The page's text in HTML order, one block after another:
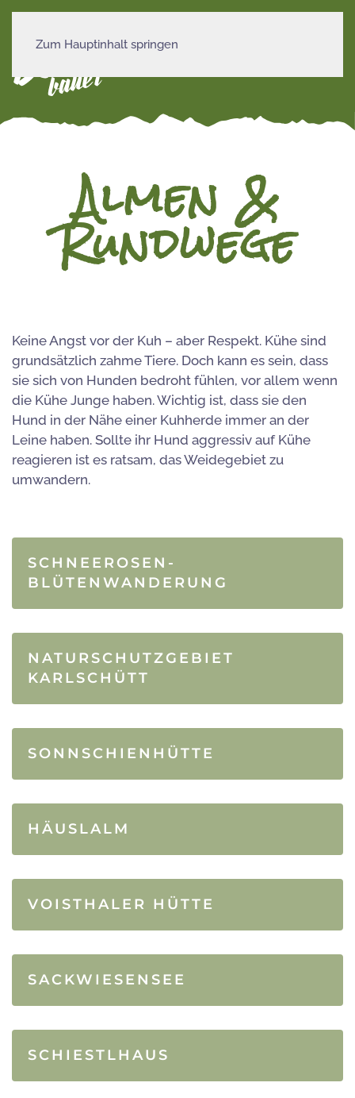
Zum Hauptinhalt springen
Almen &
Rundwege
Keine Angst vor der Kuh – aber Respekt. Kühe sind
grundsätzlich zahme Tiere. Doch kann es sein, dass
sie sich von Hunden bedroht fühlen, vor allem wenn
die Kühe Junge haben. Wichtig ist, dass sie den
Hund in der Nähe einer Kuhherde immer an der
Leine haben. Sollte ihr Hund aggressiv auf Kühe
reagieren ist es ratsam, das Weidegebiet zu
umwandern.
SCHNEEROSEN­
BLÜTENWANDERUNG
NATURSCHUTZGEBIET
KARLSCHÜTT
SONNSCHIENHÜTTE
HÄUSLALM
VOISTHALER HÜTTE
SACKWIESENSEE
SCHIESTLHAUS